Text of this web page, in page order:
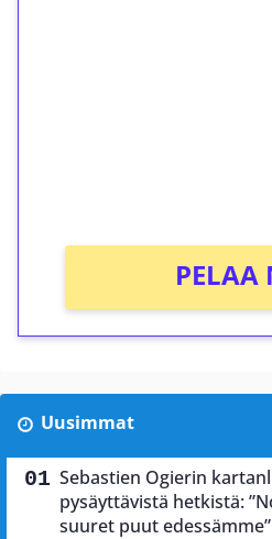
PELAA
Uusimmat
Sebastien Ogierin
pysäyttävistä hetkistä:
suuret puut edessämme”